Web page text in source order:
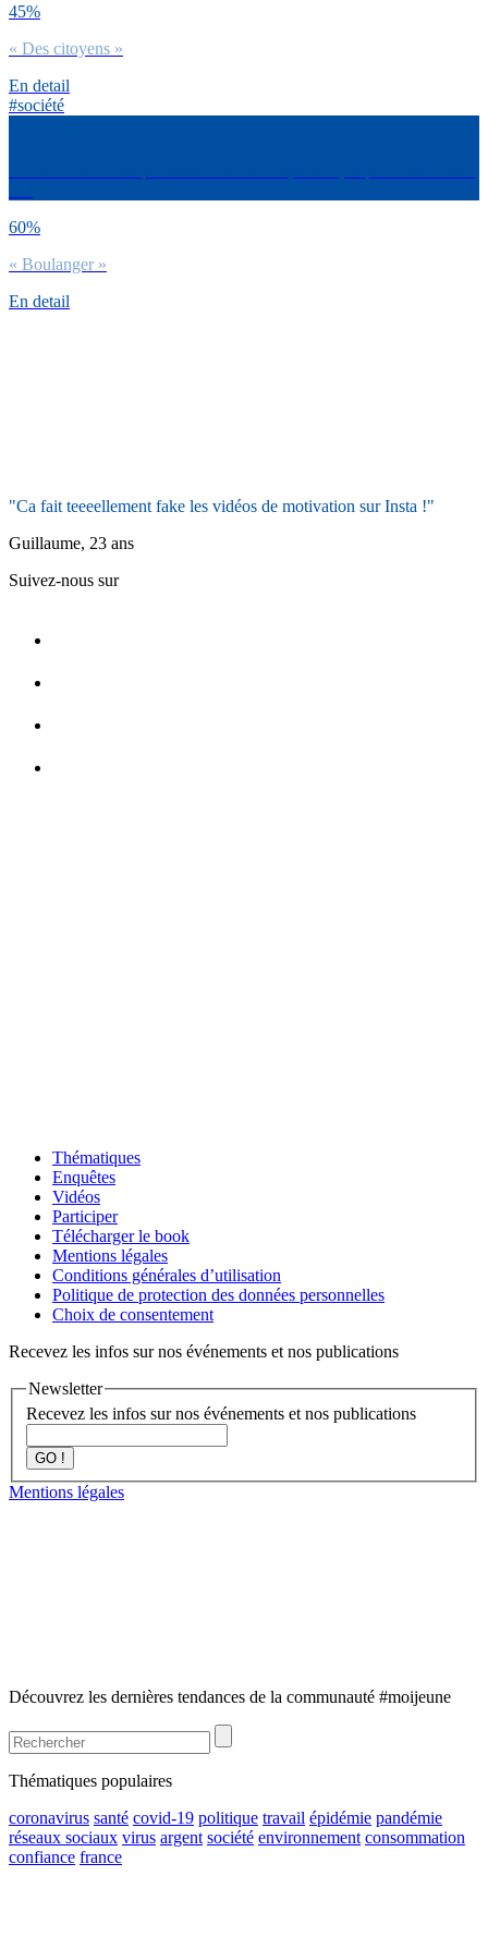
45%
« Des citoyens »
En detail
#société
60%
« Boulanger »
En detail
"Ca fait teeeellement fake les vidéos de motivation sur Insta !"
Guillaume, 23 ans
Suivez-nous sur
Thématiques
Enquêtes
Vidéos
Participer
Télécharger le book
Mentions légales
Conditions générales d’utilisation
Politique de protection des données personnelles
Choix de consentement
Recevez les infos sur nos événements et nos publications
Newsletter
Recevez les infos sur nos événements et nos publications
GO !
Mentions légales
Découvrez les dernières tendances de la communauté #moijeune
Thématiques populaires
coronavirus santé covid-19 politique travail épidémie pandémie
réseaux sociaux virus argent société environnement consommation
confiance france